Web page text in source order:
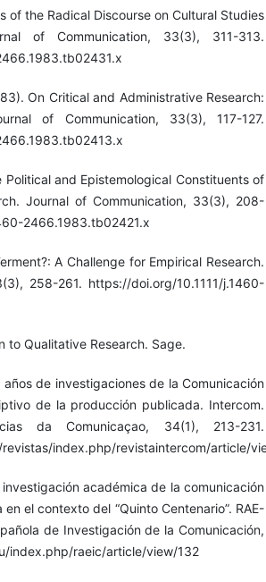
of the Radical Discourse on Cultural Studies
of Communication, 33(3), 311-313.
On Critical and Administrative Research:
of Communication, 33(3), 117-127.
Political and Epistemological Constituents of
Journal of Communication, 33(3), 208-
2466.1983.tb02421.x
A Challenge for Empirical Research.
258-261. https://doi.org/10.1111/j.1460-
to Qualitative Research. Sage.
de investigaciones de la Comunicación
de la producción publicada. Intercom.
da Comunicaçao, 34(1), 213-231.
index.php/revistaintercom/article/
académica de la comunicación
el contexto del “Quinto Centenario”. RAE-
de Investigación de la Comunicación,
index.php/raeic/article/view/132